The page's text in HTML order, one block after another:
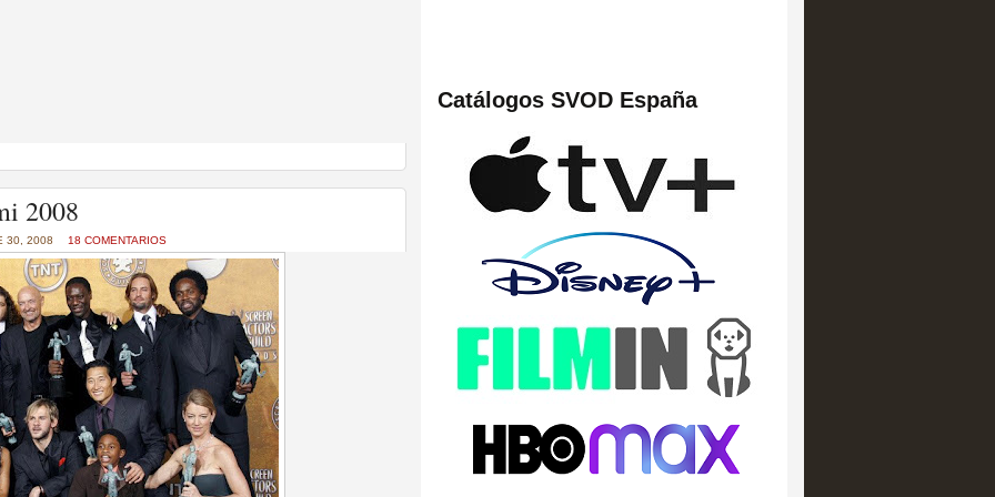
que no es
2008
30, 2008 18 COMENTARIOS
Catálogos SVOD España